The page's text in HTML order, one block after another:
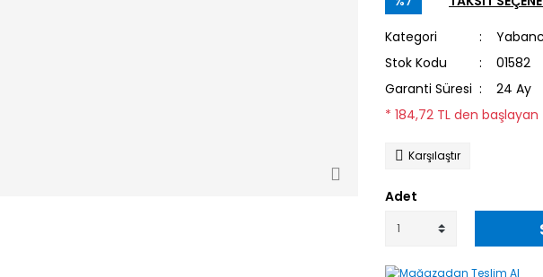
Kategori
Stok Kodu
01582
Garanti Süresi
24 Ay
* 184,72 TL den
Karşılaştır
Adet